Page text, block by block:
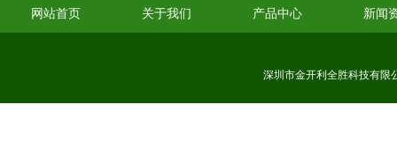
网站首页 关于我们 产品中心 新闻
深圳市金开利全胜科技有